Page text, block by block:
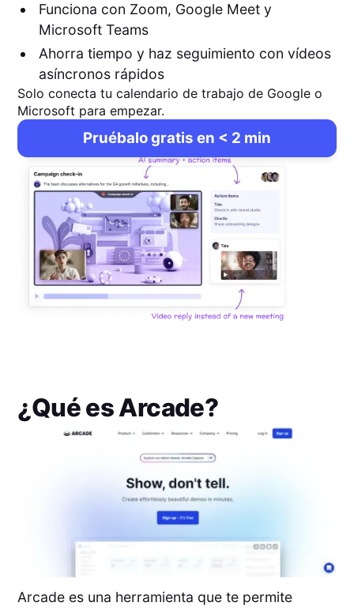
Funciona con Zoom, Google Meet y
Microsoft Teams
Ahorra tiempo y haz seguimiento con vídeos
asíncronos rápidos
Solo conecta tu calendario de trabajo de Google o
Microsoft para empezar.
Pruébalo gratis en < 2 min
¿Qué esArcade?
Arcade es una herramienta que te permite